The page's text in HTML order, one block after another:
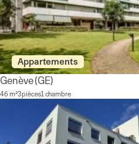
Appartements
Genève(GE)
46 m²3 pièces1 chambre